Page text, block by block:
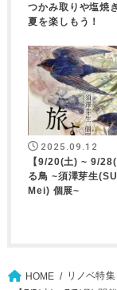
つかみ取りや塩焼
夏を楽しもう！
2025.09.12
【9/20(土) ~ 9/
る鳥 ~須澤芽生
Mei) 個展~
HOME
リノベ特集